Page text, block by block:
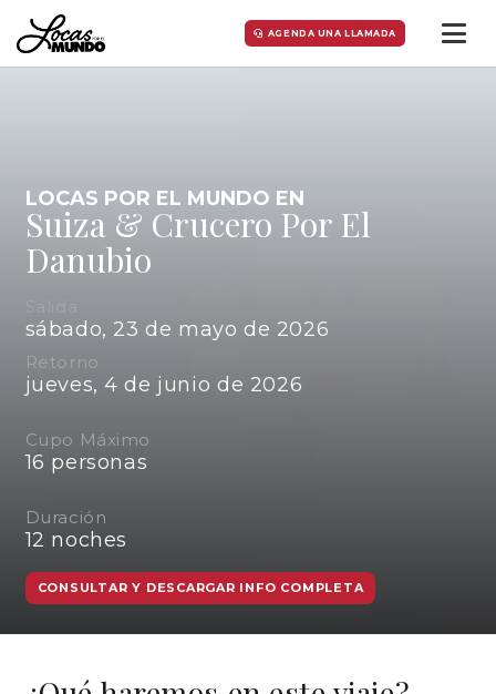
AGENDA UNA LLAMADA
LOCAS POR EL MUNDO EN
Suiza & Crucero Por El
Danubio
sábado, 23 de mayo de 2026
Retorno
jueves, 4 de junio de 2026
Cupo Máximo
16 personas
Duración
12 noches
CONSULTAR Y DESCARGAR INFO COMPLETA